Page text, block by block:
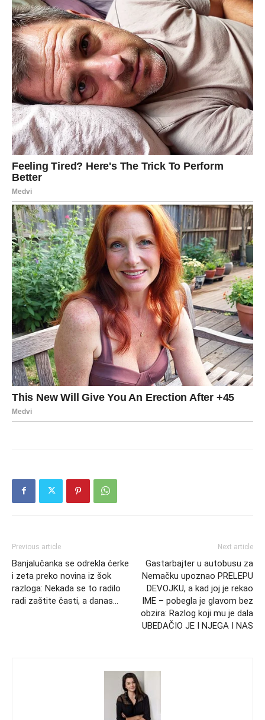
Previous article
Banjalučanka se odrekla ćerke
i zeta preko novina iz šok
razloga: Nekada se to radilo
radi zaštite časti, a danas…
Next article
Gastarbajter u autobusu za
Nemačku upoznao PRELEPU
DEVOJKU, a kad joj je rekao
IME – pobegla je glavom bez
obzira: Razlog koji mu je dala
UBEDAČIO JE I NJEGA I NAS